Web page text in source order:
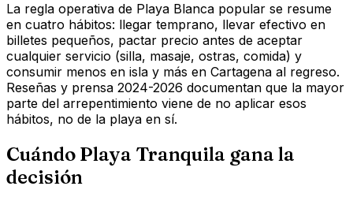
La regla operativa de Playa Blanca popular se resume
en cuatro hábitos: llegar temprano, llevar efectivo en
billetes pequeños, pactar precio antes de aceptar
cualquier servicio (silla, masaje, ostras, comida) y
consumir menos en isla y más en Cartagena al regreso.
Reseñas y prensa 2024-2026 documentan que la mayor
parte del arrepentimiento viene de no aplicar esos
hábitos, no de la playa en sí.
Cuándo Playa Tranquila gana la
decisión